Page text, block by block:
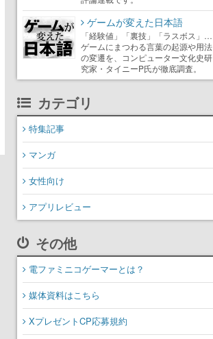
ゲームが変えた日本語
「経験値」「裏技」「ラスボス」…
ゲームにまつわる言葉の起源や用法
の変遷を、コンピューター文化史研
究家・タイニーP氏が徹底調査。
カテゴリ
特集記事
マンガ
女性向け
アプリレビュー
その他
電ファミニコゲーマーとは？
媒体資料はこちら
XプレゼントCP応募規約